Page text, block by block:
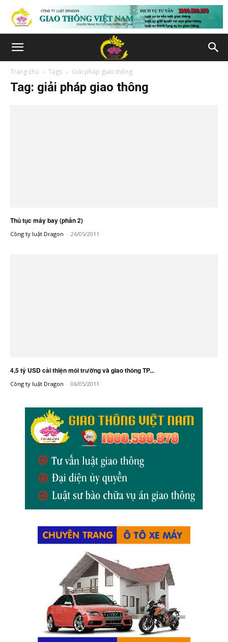
Trang chủ Tags Giải pháp giao thông
Tag: giải pháp giao thông
Thủ tục máy bay (phần 2)
Công ty luật Dragon - 26/05/2011
4,5 tỷ USD cải thiện môi trường và giao thông TP...
Công ty luật Dragon - 06/05/2011